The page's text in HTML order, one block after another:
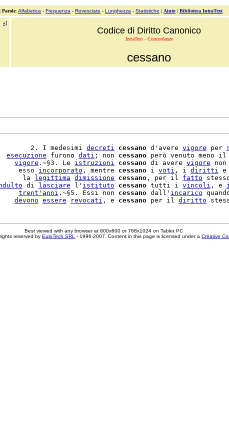
Parole: Alfabetica - Frequenza - Rovesciate - Lunghezza - Statistiche | Aiuto | Biblioteca IntraText
»]
Codice di Diritto Canonico
IntraText - Concordanze
cessano
2. I medesimi
decreti cessano d'avere vigore per
esecuzione furono dati ; non cessano però venuto meno il
vigore .~§3. Le istruzioni cessano di avere vigore non
esso incorporato , mentre cessano i voti , i diritti
la legittima dimissione cessano , per il fatto
di lasciare l' istituto cessano tutti i vincoli , e
trent' anni .~§5. Essi non cessano dall' incarico
devono essere revocati , e cessano per il diritto
Best viewed with any browser at 800x600 or 768x1024 on Tablet PC
reserved by EuloTech SRL - 1996-2007. Content in this page is licensed under a Creative